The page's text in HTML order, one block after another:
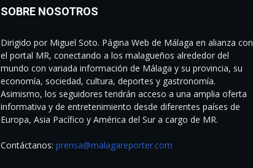
SOBRE NOSOTROS
Dirigido por Miguel Soto. Página Web de Málaga en alianza con
el portal MR, conectando a los malagueños alrededor del
mundo con variada información de Málaga y su provincia, su
economía, sociedad, cultura, deportes y gastronomía.
Asimismo, los seguidores tendrán acceso a una amplia oferta
informativa y de entretenimiento desde diferentes países de
Europa, Asia Pacífico y América del Sur a cargo de MR.
Contáctanos: prensa@malagareporter.com